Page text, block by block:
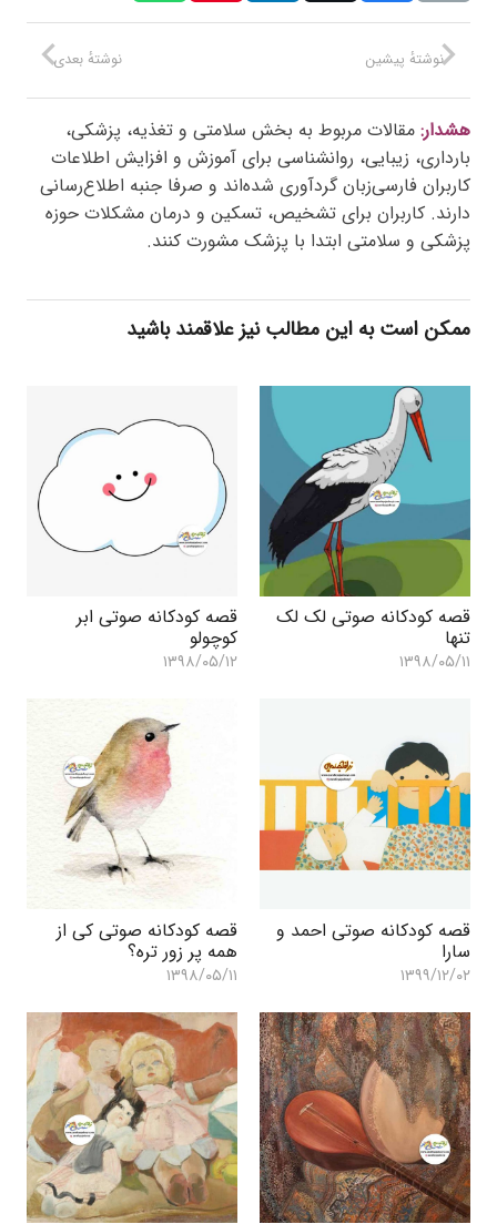
نوشتهٔ بعدی نوشتهٔ پیشین
هشدار: مقالات مربوط به بخش سلامتی و تغذیه، پزشکی،
بارداری، زیبایی، روانشناسی برای آموزش و افزایش اطلاعات
کاربران فارسی‌زبان گردآوری شده‌اند و صرفا جنبه اطلاع‌رسانی
دارند. کاربران برای تشخیص، تسکین و درمان مشکلات حوزه
پزشکی و سلامتی ابتدا با پزشک مشورت کنند.
ممکن است به این مطالب نیز علاقمند باشید
قصه کودکانه صوتی لک لک
تنها
۱۳۹۸/۰۵/۱۱
قصه کودکانه صوتی ابر
کوچولو
۱۳۹۸/۰۵/۱۲
قصه کودکانه صوتی احمد و
سارا
۱۳۹۹/۱۲/۰۲
قصه کودکانه صوتی کی از
همه پر زور تره؟
۱۳۹۸/۰۵/۱۱